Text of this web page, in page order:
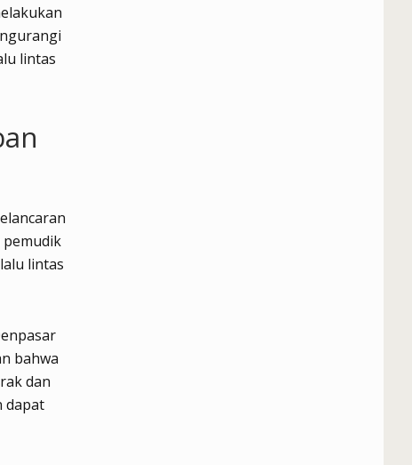
lintas
lintas
bahwa
dan
dapat